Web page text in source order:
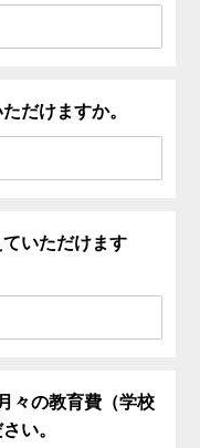
だけますか。
いただけます
々の教育費（学校
い。